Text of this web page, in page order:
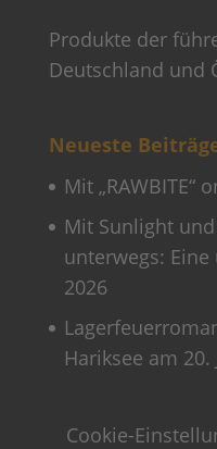
Produkte der
Deutschland und
Neueste
Mit „RAWBITE“
Mit Sunlight
unterwegs:
2026
Hariksee am 20.
Cookie-